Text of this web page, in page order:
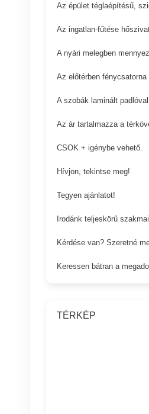
Az épület téglaépítésű,
Az ingatlan-fűtése
A nyári melegben
Az előtérben fénycsatorna
A szobák laminált
Az ár tartalmazza a
CSOK + igénybe vehető.
Hívjon, tekintse meg!
Tegyen ajánlatot!
Irodánk teljeskörű
Kérdése van? Szeretné
Keressen bátran a
TÉRKÉP